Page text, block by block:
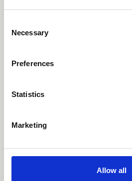
Selection
Necessary
Preferences
Statistics
Marketing
Allow all
designer Alberto
nascita, la mission